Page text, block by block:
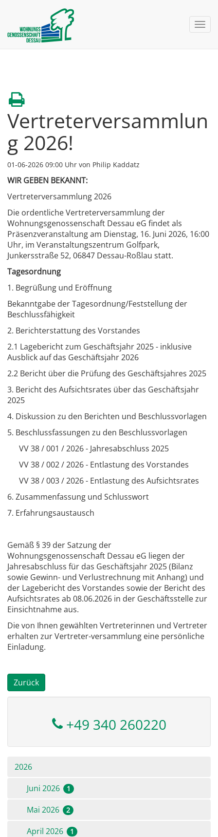
nav
Vertreterversammlun
g 2026!
01-06-2026 09:00 Uhr von Philip Kaddatz
WIR GEBEN BEKANNT:
Vertreterversammlung 2026
Die ordentliche Vertreterversammlung der
Wohnungsgenossenschaft Dessau eG findet als
Präsenzveranstaltung am Dienstag, 16. Juni 2026, 16:00
Uhr, im Veranstaltungszentrum Golfpark,
Junkersstraße 52, 06847 Dessau-Roßlau statt.
Tagesordnung
1. Begrüßung und Eröffnung
Bekanntgabe der Tagesordnung/Feststellung der
Beschlussfähigkeit
2. Berichterstattung des Vorstandes
2.1 Lagebericht zum Geschäftsjahr 2025 - inklusive
Ausblick auf das Geschäftsjahr 2026
2.2 Bericht über die Prüfung des Geschäftsjahres 2025
3. Bericht des Aufsichtsrates über das Geschäftsjahr
2025
4. Diskussion zu den Berichten und Beschlussvorlagen
5. Beschlussfassungen zu den Beschlussvorlagen
VV 38 / 001 / 2026 - Jahresabschluss 2025
VV 38 / 002 / 2026 - Entlastung des Vorstandes
VV 38 / 003 / 2026 - Entlastung des Aufsichtsrates
6. Zusammenfassung und Schlusswort
7. Erfahrungsaustausch
Gemäß § 39 der Satzung der
Wohnungsgenossenschaft Dessau eG liegen der
Jahresabschluss für das Geschäftsjahr 2025 (Bilanz
sowie Gewinn- und Verlustrechnung mit Anhang) und
der Lagebericht des Vorstandes sowie der Bericht des
Aufsichtsrates ab 08.06.2026 in der Geschäftsstelle zur
Einsichtnahme aus.
Die von Ihnen gewählten Vertreterinnen und Vertreter
erhalten zur Vertreter-versammlung eine persönliche
Einladung.
Zurück
+49 340 260220
2026
Juni 2026
1
Mai 2026 2
April 2026 1